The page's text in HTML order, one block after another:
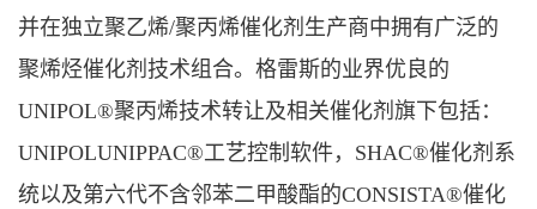
并在独立聚乙烯/聚丙烯催化剂生产商中拥有广泛的
聚烯烃催化剂技术组合。格雷斯的业界优良的
UNIPOL®聚丙烯技术转让及相关催化剂旗下包括：
UNIPOLUNIPPAC®工艺控制软件，SHAC®催化剂系
统以及第六代不含邻苯二甲酸酯的CONSISTA®催化